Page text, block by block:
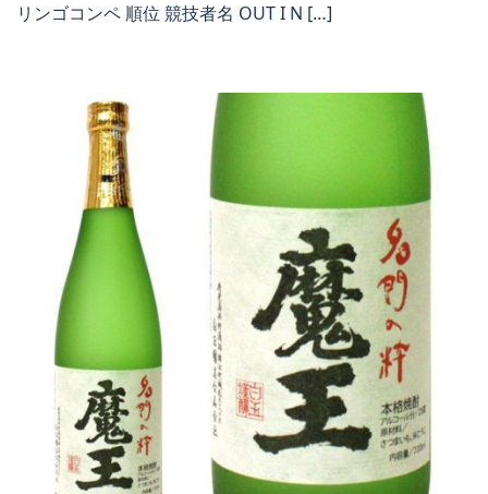
リンゴコンペ 順位 競技者名 OUT I N […]